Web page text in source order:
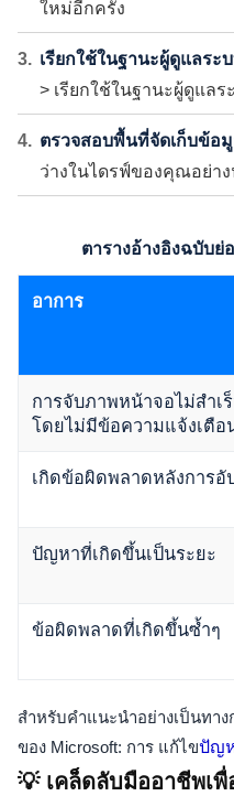
ใหม่อีกครั้ง
เรียกใช้ในฐานะผู้ดูแลระ
> เรียกใช้ในฐานะผู้ดูแลร
ตรวจสอบพื้นที่จัดเก็บข้อ
ว่างในไดรฟ์ของคุณอย่าง
ตารางอ้างอิงฉบับ
อาการ
การจับภาพหน้าจอไม่สำเ
โดยไม่มีข้อความแจ้งเตือ
เกิดข้อผิดพลาดหลังการอั
ปัญหาที่เกิดขึ้นเป็นระยะ
ข้อผิดพลาดที่เกิดขึ้นซ้ำๆ
สำหรับคำแนะนำอย่างเป็นทา
ของ Microsoft: การ แก้ไขปัญห
💡 เคล็ดลับมืออาชีพเ